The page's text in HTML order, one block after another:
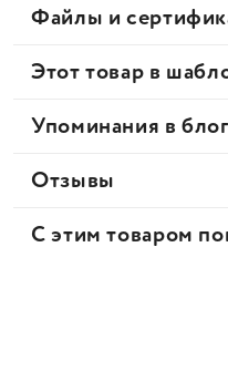
Файлы и
Этот товар в
Упоминания в
Отзывы
С этим товаром